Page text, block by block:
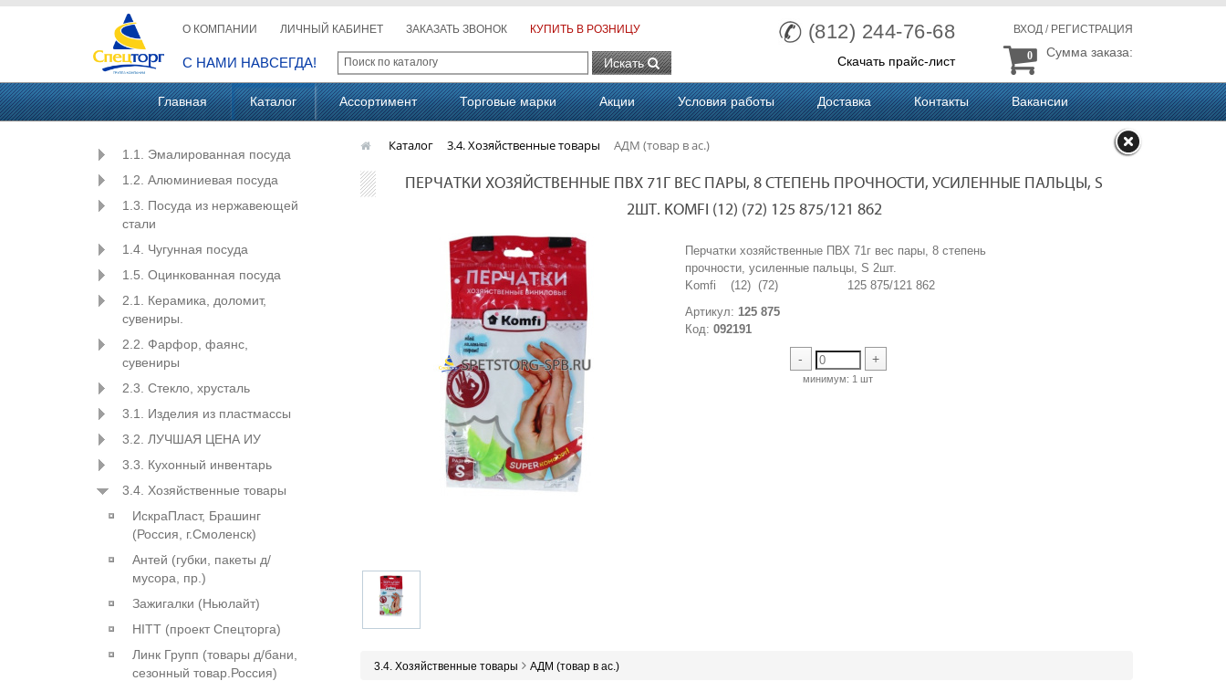
О КОМПАНИИ ЛИЧНЫЙ КАБИНЕТ ЗАКАЗАТЬ ЗВОНОК КУПИТЬ В РОЗНИЦУ
С НАМИ НАВСЕГДА! Искать
(812) 244-76-68
Скачать прайс-лист
ВХОД / РЕГИСТРАЦИЯ
Сумма заказа:
0
Главная Каталог Ассортимент Торговые марки Акции Условия работы Доставка Контакты Вакансии
1.1. Эмалированная посуда
1.2. Алюминиевая посуда
1.3. Посуда из нержавеющей
стали
1.4. Чугунная посуда
1.5. Оцинкованная посуда
2.1. Керамика, доломит,
сувениры.
2.2. Фарфор, фаянс,
сувениры
2.3. Стекло, хрусталь
3.1. Изделия из пластмассы
3.2. ЛУЧШАЯ ЦЕНА ИУ
3.3. Кухонный инвентарь
3.4. Хозяйственные товары
ИскраПласт, Брашинг
(Россия, г.Смоленск)
Антей (губки, пакеты д/
мусора, пр.)
Зажигалки (Ньюлайт)
HITT (проект Спецторга)
Линк Групп (товары д/бани,
сезонный товар.Россия)
Каталог 3.4. Хозяйственные товары АДМ (товар в ас.)
ПЕРЧАТКИ ХОЗЯЙСТВЕННЫЕ ПВХ 71Г ВЕС ПАРЫ, 8 СТЕПЕНЬ ПРОЧНОСТИ, УСИЛЕННЫЕ ПАЛЬЦЫ, S
2ШТ. KOMFI (12) (72) 125 875/121 862
Перчатки хозяйственные ПВХ 71г вес пары, 8 степень
прочности, усиленные пальцы, S 2шт.
Komfi (12) (72) 125 875/121 862
Артикул: 125 875
Код:092191
- +
минимум: 1 шт
3.4. Хозяйственные товары АДМ (товар в ас.)